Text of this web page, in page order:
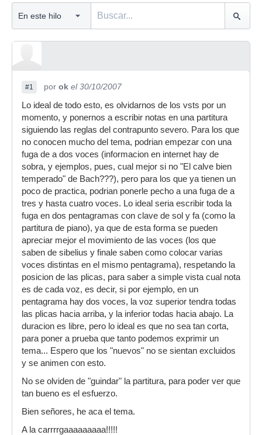
#1 por ok el 30/10/2007
Lo ideal de todo esto, es olvidarnos de los vsts por un
momento, y ponernos a escribir notas en una partitura
siguiendo las reglas del contrapunto severo. Para los que
no conocen mucho del tema, podrian empezar con una
fuga de a dos voces (informacion en internet hay de
sobra, y ejemplos, pues, cual mejor si no "El calve bien
temperado" de Bach???), pero para los que ya tienen un
poco de practica, podrian ponerle pecho a una fuga de a
tres y hasta cuatro voces. Lo ideal seria escribir toda la
fuga en dos pentagramas con clave de sol y fa (como la
partitura de piano), ya que de esta forma se pueden
apreciar mejor el movimiento de las voces (los que
saben de sibelius y finale saben como colocar varias
voces distintas en el mismo pentagrama), respetando la
posicion de las plicas, para saber a simple vista cual nota
es de cada voz, es decir, si por ejemplo, en un
pentagrama hay dos voces, la voz superior tendra todas
las plicas hacia arriba, y la inferior todas hacia abajo. La
duracion es libre, pero lo ideal es que no sea tan corta,
para poner a prueba que tanto podemos exprimir un
tema... Espero que los "nuevos" no se sientan excluidos
y se animen con esto.
No se olviden de "guindar" la partitura, para poder ver que
tan bueno es el esfuerzo.
Bien señores, he aca el tema.
A la carrrrgaaaaaaaaa!!!!!